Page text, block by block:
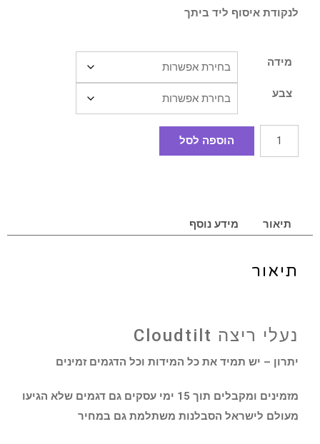
לנקודת איסוף ליד ביתך
מידה
צבע
הוספה לסל
תיאור מידע נוסף
תיאור
נעלי ריצה Cloudtilt
יתרון – יש תמיד את כל המידות וכל הדגמים זמינים
מזמינים ומקבלים תוך 15 ימי עסקים גם דגמים שלא הגיעו
מעולם לישראל הסבלנות משתלמת גם במחיר